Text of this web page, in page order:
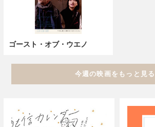
ゴースト・オブ・ウエノ
今週の映画をもっと見る